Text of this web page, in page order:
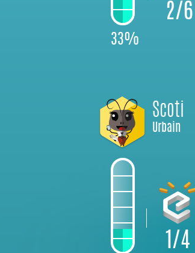
33%
2/6
Scoti
Urbain
1/4